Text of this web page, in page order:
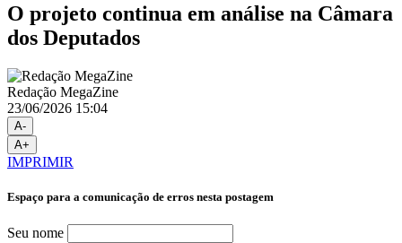
O projeto continua em análise na Câmara
dos Deputados
Redação MegaZine
23/06/2026 15:04
A-
A+
IMPRIMIR
Espaço para a comunicação de erros nesta postagem
Seu nome